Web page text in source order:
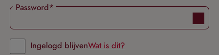
Password*
Ingelogd blijvenWat is dit?